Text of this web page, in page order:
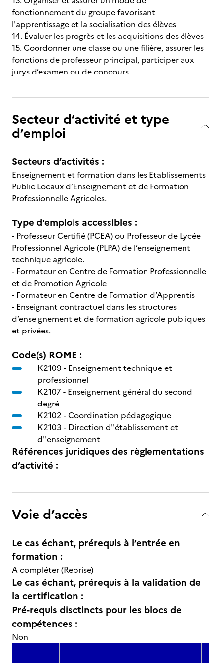
fonctionnement du groupe favorisant
l'apprentissage et la socialisation des élèves
14. Évaluer les progrès et les acquisitions des élèves
15. Coordonner une classe ou une filière, assurer les
fonctions de professeur principal, participer aux
jurys d’examen ou de concours
Secteur d’activité et type
d’emploi
Secteurs d’activités :
Enseignement et formation dans les Etablissements
Public Locaux d’Enseignement et de Formation
Professionnelle Agricoles.
Type d'emplois accessibles :
- Professeur Certifié (PCEA) ou Professeur de Lycée
Professionnel Agricole (PLPA) de l’enseignement
technique agricole.
- Formateur en Centre de Formation Professionnelle
et de Promotion Agricole
- Formateur en Centre de Formation d’Apprentis
- Enseignant contractuel dans les structures
d’enseignement et de formation agricole publiques
et privées.
Code(s) ROME :
K2109 - Enseignement technique et
professionnel
K2107 - Enseignement général du second
degré
K2102 -Coordination pédagogique
K2103 - Direction d''établissement et
d''enseignement
Références juridiques des règlementations
d’activité :
Voie d’accès
Le cas échant, prérequis à l’entrée en
formation :
A compléter (Reprise)
Le cas échant, prérequis à la validation de
la certification :
Pré-requis disctincts pour les blocs de
compétences :
Non